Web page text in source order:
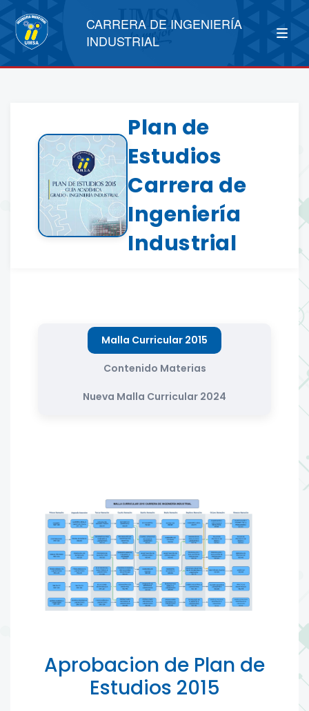
CARRERA DE INGENIERÍA
INDUSTRIAL
Plan de
Estudios
Carrera de
Ingeniería
Industrial
Malla Curricular 2015
Contenido Materias
Nueva Malla Curricular 2024
Aprobacion de Plan de
Estudios 2015